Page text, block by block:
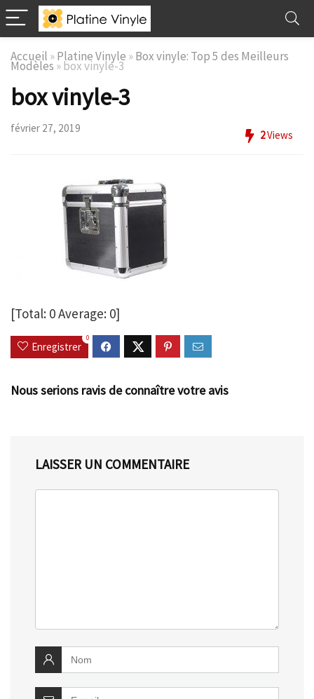
Accueil »Platine Vinyle »Box vinyle: Top 5 des Meilleurs
Modèles » box vinyle-3
box vinyle-3
février 27, 2019
2Views
[Total: 0Average: 0]
Enregistrer
0
Nous serions ravis de connaître votre avis
LAISSER UN COMMENTAIRE